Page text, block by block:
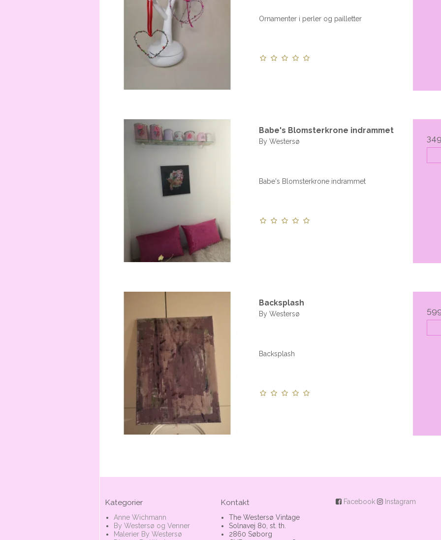
Ornamenter i perler og pailletter
Babe's Blomsterkrone indrammet
By Westersø
Babe's Blomsterkrone indrammet
Backsplash
By Westersø
Backsplash
Kategorier
Anne Wichmann
By Westersø og Venner
Malerier By Westersø
Kontakt
The Westersø Vintage
Solnavej 80, st. th.
2860 Søborg
Facebook Instagram